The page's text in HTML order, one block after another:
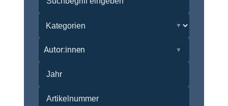
Autor:innen